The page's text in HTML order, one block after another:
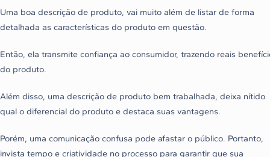
Uma boa descrição de produto, vai muito além de listar de forma
detalhada as características do produto em questão.
Então, ela transmite confiança ao consumidor, trazendo reais
do produto.
Além disso, uma descrição de produto bem trabalhada, deixa nítido
qual o diferencial do produto e destaca suas vantagens.
Porém, uma comunicação confusa pode afastar o público. Portanto,
invista tempo e criatividade no processo para garantir que sua